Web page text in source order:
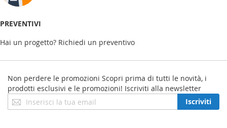
PREVENTIVI
Hai un progetto? Richiedi un preventivo
Non perdere le promozioni Scopri prima di tutti le novità, i
prodotti esclusivi e le promozioni! Iscriviti alla newsletter
Iscriviti
alla
Iscriviti